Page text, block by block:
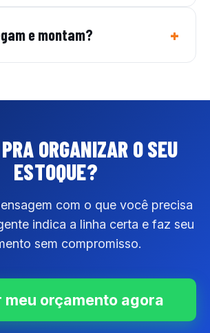
e montam?
ORGANIZAR O SEU
ESTOQUE?
com o que você precisa
indica a linha certa e faz seu
sem compromisso.
meu orçamento agora